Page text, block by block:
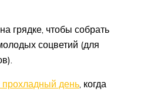
грядке, чтобы собрать
соцветий (для
день, когда